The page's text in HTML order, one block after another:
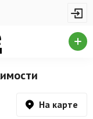
На карте